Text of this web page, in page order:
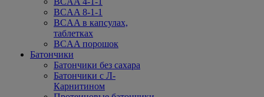
BCAA 8-1-1
BCAA в капсулах,
таблетках
BCAA порошок
Батончики
Батончики без сахара
Батончики с Л-
Карнитином